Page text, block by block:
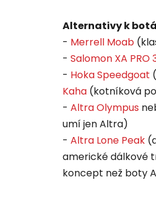
Alternativy k
- Merrell Moab
- Salomon XA PRO
- Hoka Speedgoat
Kaha (kotníková
- Altra Olympus
umí jen Altra)
- Altra Lone Peak
americké dálkové
koncept než boty